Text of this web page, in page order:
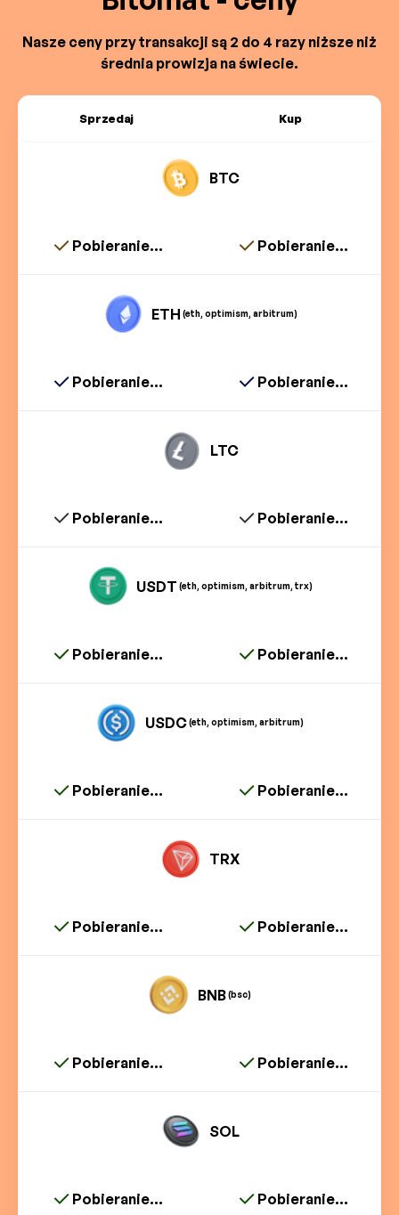
Nasze ceny przy transakcji są 2 do 4 razy niższe niż
średnia prowizja na świecie.
Sprzedaj Kup
BTC
Pobieranie... Pobieranie...
ETH (eth, optimism, arbitrum)
Pobieranie... Pobieranie...
LTC
Pobieranie... Pobieranie...
USDT (eth, optimism, arbitrum, trx)
Pobieranie... Pobieranie...
USDC(eth, optimism, arbitrum)
Pobieranie... Pobieranie...
TRX
Pobieranie... Pobieranie...
BNB(bsc)
Pobieranie... Pobieranie...
SOL
Pobieranie... Pobieranie...